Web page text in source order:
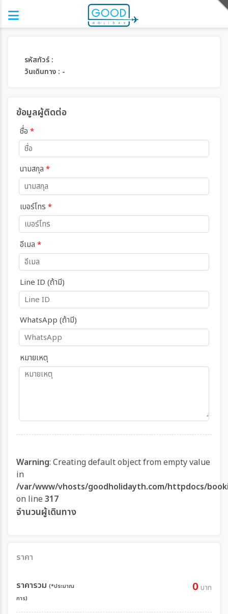
รหัสทัวร์ :
วันเดินทาง : -
ข้อมูลผู้ติดต่อ
ชื่อ *
นามสกุล *
เบอร์โทร *
อีเมล *
Line ID (ถ้ามี)
WhatsApp (ถ้ามี)
หมายเหตุ
Warning: Creating default object from empty value
in
/var/www/vhosts/goodholidayth.com/httpdocs/
on line 317
จำนวนผู้เดินทาง
ราคา
ราคารวม (*ประมาณ
การ)
0 บาท